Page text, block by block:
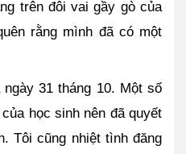
trên đôi vai gầy gò của
rằng mình đã có một
31 tháng 10. Một số
học sinh nên đã quyết
Tôi cũng nhiệt tình đăng